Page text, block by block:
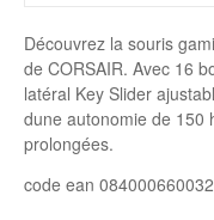
Découvrez la souris
de CORSAIR. Avec 16
latéral Key Slider
dune autonomie de 150
prolongées.
code ean